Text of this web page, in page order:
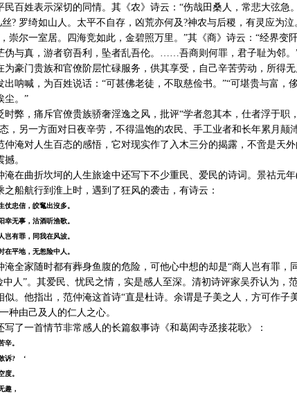
民百姓表示深切的同情。其《农》诗云：“伤哉田桑人，常悲大弦急
? 罗绮如山人。太平不自存，凶荒亦何及?神农与后稷，有灵应为泣
崇尔一室居。四海竞如此，金碧照万里。”其《商》诗云：“经界变
伪与真，游者窃吾利，坠者乱吾伦。……吾商则何罪，君子耻为邻。
为豪门贵族和官僚阶层忙碌服务，供其享受，自己辛苦劳动，所得
呐喊，为百姓说话：“可甚佛老徒，不取慈俭书。”“可堪贵与富，
尘。”
时弊，痛斥官僚贵族骄奢淫逸之风，批评“学者忽其本，仕者浮于职
，另一方面对日夜辛劳，不得温饱的农民、手工业者和长年累月颠
仲淹对人生百态的感悟，它对现实作了入木三分的揭露，不啻是天
。
淹在曲折坎坷的人生旅途中还写下不少重民、爱民的诗词。景祜元年
船航行到淮上时，遇到了狂风的袭击，有诗云：
仗忠信，皎䆴出沒多。
幸无事，沽酒听渔歌。
岂有罪，同我在风波。
在平地，无怱险中人。
淹全家随时都有葬身鱼腹的危险，可他心中想的却是“商人岂有罪，
中人”。其爱民、忧民之情，实是感人至深。清初诗评家吴乔认为，
似。他指出，范仲淹这首诗“直是杜诗。余谓是子美之人，方可作子
种由己及人的仁人之心。
了一首情节非常感人的长篇叙事诗《和葛闳寺丞接花歌》：
辛。
诉? ‘
度。
趣，